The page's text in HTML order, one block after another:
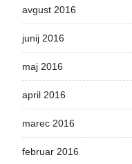
avgust 2016
junij 2016
maj 2016
april 2016
marec 2016
februar 2016